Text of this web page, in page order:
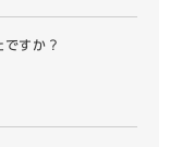
すか？